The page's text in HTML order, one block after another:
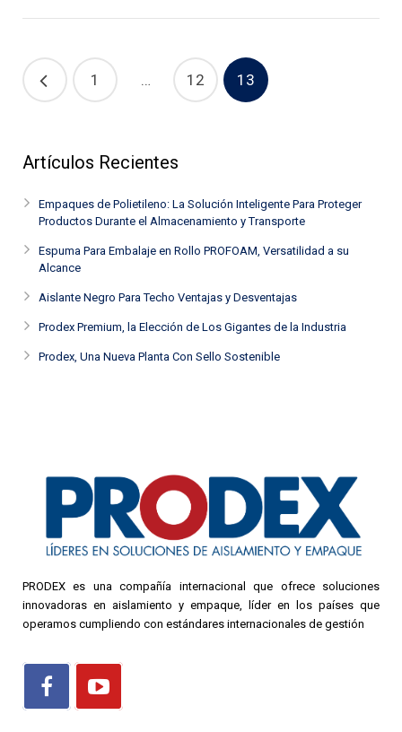
1 … 12 13
Artículos Recientes
Empaques de Polietileno: La Solución Inteligente Para Proteger
Productos Durante el Almacenamiento y Transporte
Espuma Para Embalaje en Rollo PROFOAM, Versatilidad a su
Alcance
Aislante Negro Para Techo Ventajas y Desventajas
Prodex Premium, la Elección de Los Gigantes de la Industria
Prodex, Una Nueva Planta Con Sello Sostenible
PRODEX es una compañía internacional que ofrece soluciones
innovadoras en aislamiento y empaque, líder en los países que
operamos cumpliendo con estándares internacionales de gestión